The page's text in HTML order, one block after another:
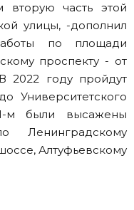
часть этой
улицы, -дополнил
по площади
проспекту - от
году пройдут
Университетского
м были высажены
Ленинградскому
Алтуфьевскому